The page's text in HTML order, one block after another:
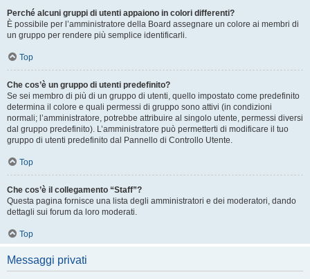
Perché alcuni gruppi di utenti appaiono in colori differenti?
È possibile per l’amministratore della Board assegnare un colore ai membri di
un gruppo per rendere più semplice identificarli.
Top
Che cos’è un gruppo di utenti predefinito?
Se sei membro di più di un gruppo di utenti, quello impostato come predefinito
determina il colore e quali permessi di gruppo sono attivi (in condizioni
normali; l’amministratore, potrebbe attribuire al singolo utente, permessi diversi
dal gruppo predefinito). L’amministratore può permetterti di modificare il tuo
gruppo di utenti predefinito dal Pannello di Controllo Utente.
Top
Che cos’è il collegamento “Staff”?
Questa pagina fornisce una lista degli amministratori e dei moderatori, dando
dettagli sui forum da loro moderati.
Top
Messaggi privati